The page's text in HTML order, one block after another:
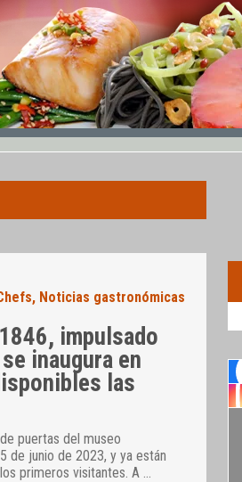
, Noticias gastronómicas
impulsado
inaugura en
las
puertas del museo
de junio de 2023, y ya están
primeros visitantes. A …